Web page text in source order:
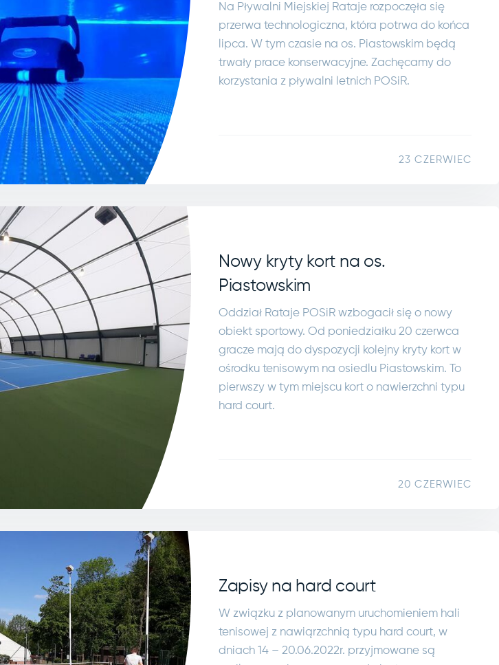
Na Pływalni Miejskiej Rataje rozpoczęła się
przerwa technologiczna, która potrwa do końca
lipca. W tym czasie na os. Piastowskim będą
trwały prace konserwacyjne. Zachęcamy do
korzystania z pływalni letnich POSiR.
23 CZERWIEC
Nowy kryty kort na os.
Piastowskim
Oddział Rataje POSiR wzbogacił się o nowy
obiekt sportowy. Od poniedziałku 20 czerwca
gracze mają do dyspozycji kolejny kryty kort w
ośrodku tenisowym na osiedlu Piastowskim. To
pierwszy w tym miejscu kort o nawierzchni typu
hard court.
20 CZERWIEC
Zapisy na hard court
W związku z planowanym uruchomieniem hali
tenisowej z nawiąrzchnią typu hard court, w
dniach 14 – 20.06.2022r. przyjmowane są